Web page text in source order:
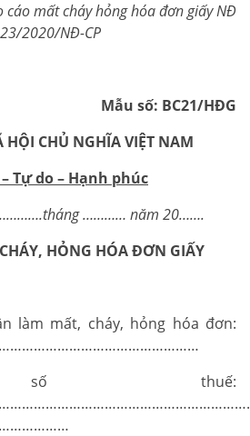
cáo mất cháy hỏng hóa đơn giấy NĐ
2020/NĐ-CP
Mẫu số: BC21/HĐG
HỘI CHỦ NGHĨA VIỆT NAM
Tự do – Hạnh phúc
………… năm 20…….
HỎNG HÓA ĐƠN GIẤY
làm mất, cháy, hỏng hóa đơn:
thuế: